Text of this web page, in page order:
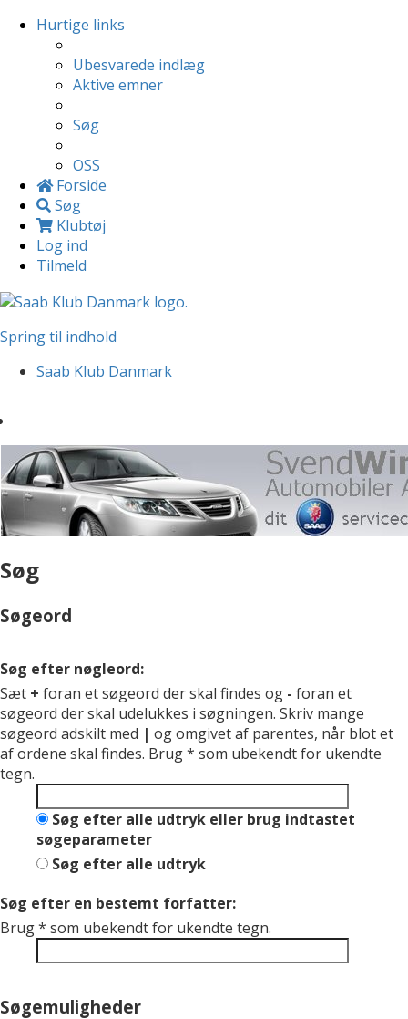
Hurtige links
Ubesvarede indlæg
Aktive emner
Søg
OSS
Forside
Søg
Klubtøj
Log ind
Tilmeld
Spring til indhold
Saab Klub Danmark
Søg
Søgeord
Søg efter nøgleord:
Sæt + foran et søgeord der skal findes og - foran et
søgeord der skal udelukkes i søgningen. Skriv mange
søgeord adskilt med | og omgivet af parentes, når blot et
af ordene skal findes. Brug * som ubekendt for ukendte
tegn.
Søg efter alle udtryk eller brug indtastet
søgeparameter
Søg efter alle udtryk
Søg efter en bestemt forfatter:
Brug * som ubekendt for ukendte tegn.
Søgemuligheder